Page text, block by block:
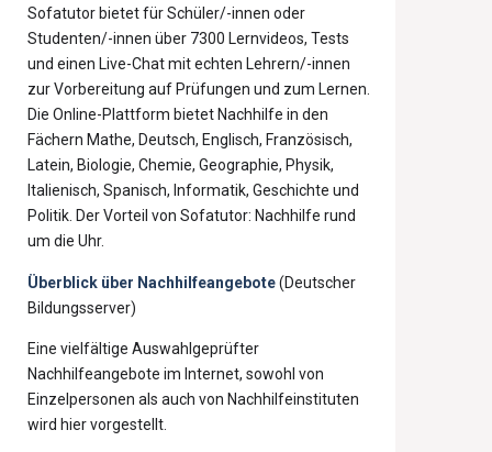
Sofatutor bietet für Schüler/-innen oder
Studenten/-innen über 7300 Lernvideos, Tests
und einen Live-Chat mit echten Lehrern/-innen
zur Vorbereitung auf Prüfungen und zum Lernen.
Die Online-Plattform bietet Nachhilfe in den
Fächern Mathe, Deutsch, Englisch, Französisch,
Latein, Biologie, Chemie, Geographie, Physik,
Italienisch, Spanisch, Informatik, Geschichte und
Politik. Der Vorteil von Sofatutor: Nachhilfe rund
um die Uhr.
Überblick über Nachhilfeangebote(Deutscher
Bildungsserver)
Eine vielfältige Auswahlgeprüfter
Nachhilfeangebote im Internet, sowohl von
Einzelpersonen als auch von Nachhilfeinstituten
wird hier vorgestellt.